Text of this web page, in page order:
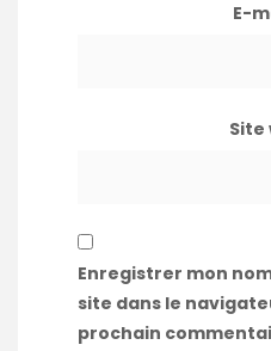
E-
Site
Enregistrer mon
site dans le
prochain